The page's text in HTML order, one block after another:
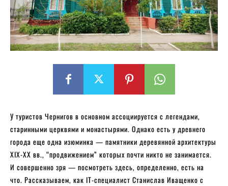
У туристов Чернигов в основном ассоциируется с легендами,
старинными церквями и монастырями. Однако есть у древнего
города еще одна изюминка — памятники деревянной архитектуры
XIX-XX вв., “продвижением” которых почти никто не занимается.
И совершенно зря — посмотреть здесь, определенно, есть на
что. Рассказываем, как IT-специалист Станислав Иващенко с